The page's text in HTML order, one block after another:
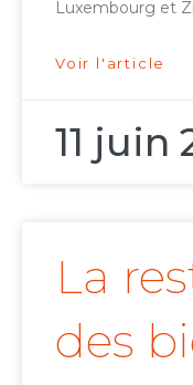
Luxembourg et
Voir l'article
11 juin
La
des